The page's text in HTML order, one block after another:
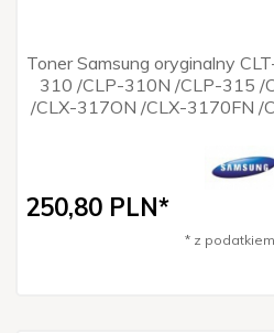
Toner Samsung oryginalny
310 /CLP-310N /CLP-315 /
/CLX-317ON /CLX-3170FN /
250,80 PLN*
* z podatkiem